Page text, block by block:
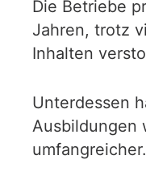
Die Betriebe
Jahren, trotz
Inhalten
Unterdessen
Ausbildungen
umfangreicher.